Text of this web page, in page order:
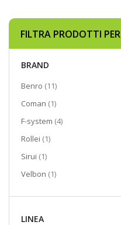
FILTRA PRODOTTI PER
BRAND
Benro 11elementi
Coman 1elemento
F-system 4elementi
Rollei 1elemento
Sirui 1elemento
Velbon 1elemento
LINEA